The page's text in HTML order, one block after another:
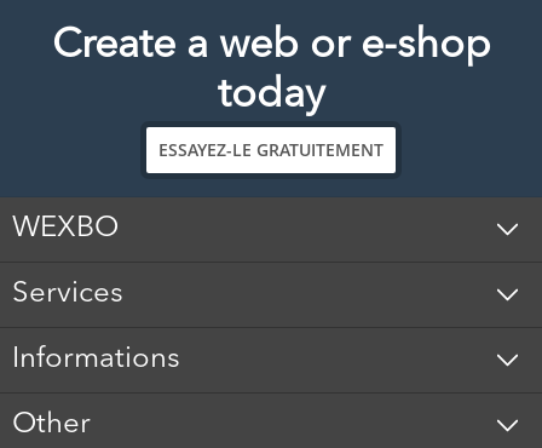
Create a web or e-shop
today
ESSAYEZ-LE GRATUITEMENT
WEXBO
Services
Informations
Other